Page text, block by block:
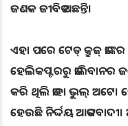
ଜଣକ ଜୀବିତ ଅଛନ୍ତି।
ଏହା ପରେ ଟେଡ୍ କ୍ରୁଜ୍
ହେଲିକପ୍ଟରରୁ ତାଲିବାନର
କରି ଥିଲି ତାହା ଭୁଲ୍ ଅଟେ।
ହେଉଛି ନିର୍ଦ୍ଦୟ